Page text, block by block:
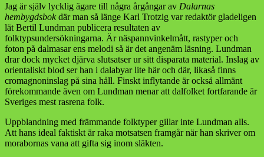
Jag är själv lycklig ägare till några årgångar av Dalarnas
hembygdsbokdär man så länge Karl Trotzig var redaktör gladeligen
lät Bertil Lundman publicera resultaten av
folktypsundersökningarna. Är näspannvinkelmått, rastyper och
foton på dalmasar ens melodi så är det angenäm läsning. Lundman
drar dock mycket djärva slutsatser ur sitt disparata material. Inslag av
orientaliskt blod ser han i dalabyar lite här och där, likaså finns
cromagnoninslag på sina håll. Finskt inflytande är också allmänt
förekommande även om Lundman menar att dalfolket fortfarande är
Sveriges mest rasrena folk.
Uppblandning med främmande folktyper gillar inte Lundman alls.
Att hans ideal faktiskt är raka motsatsen framgår när han skriver om
morabornas vana att gifta sig inom släkten.